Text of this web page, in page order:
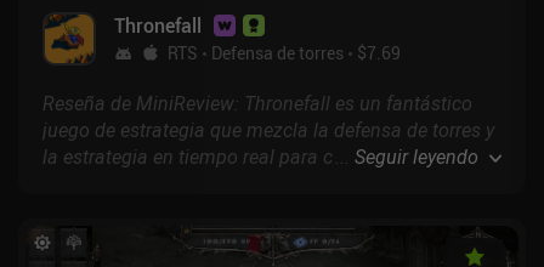
Thronefall
RTS Defensa de torres $7.69
Reseña de MiniReview: Thronefall es un fantástico
juego de estrategia que mezcla la defensa de torres y
la estrategia en tiempo real para crear una
... Seguir leyendo